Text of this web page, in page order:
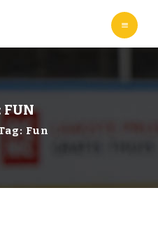
FUN
Fun